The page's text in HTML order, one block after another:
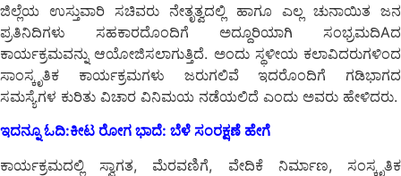
ಜಿಲ್ಲೆಯ ಉಸ್ತುವಾರಿ ಸಚಿವರು ನೇತೃತ್ವದಲ್ಲಿ ಹಾಗೂ ಎಲ್ಲ ಚುನಾಯಿತ ಜನ
ಪ್ರತಿನಿದಿಗಳು ಸಹಕಾರದೊಂದಿಗೆ ಅದ್ದೂರಿಯಾಗಿ ಸಂಭ್ರಮದಿAದ
ಕಾರ್ಯಕ್ರಮವನ್ನು ಆಯೋಜಿಸಲಾಗುತ್ತಿದೆ. ಅಂದು ಸ್ಥಳೀಯ ಕಲಾವಿದರುಗಳಿಂದ
ಸಾಂಸ್ಕೃತಿಕ ಕಾರ್ಯಕ್ರಮಗಳು ಜರುಗಲಿವೆ ಇದರೊಂದಿಗೆ ಗಡಿಭಾಗದ
ಸಮಸ್ಯೆಗಳ ಕುರಿತು ವಿಚಾರ ವಿನಿಮಯ ನಡೆಯಲಿದೆ ಎಂದು ಅವರು ಹೇಳಿದರು.
ಇದನ್ನೂ ಓದಿ:ಕೀಟ ರೋಗ ಭಾದೆ: ಬೆಳೆ ಸಂರಕ್ಷಣೆ ಹೇಗೆ
ಕಾರ್ಯಕ್ರಮದಲ್ಲಿ ಸ್ವಾಗತ, ಮೆರವಣಿಗೆ, ವೇದಿಕೆ ನಿರ್ಮಾಣ, ಸಂಸ್ಕೃತಿಕ